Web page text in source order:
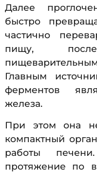
Далее
быстро
частично
пищу,
Главным
ферментов
железа.
При этом она
компактный
работы
протяжение по